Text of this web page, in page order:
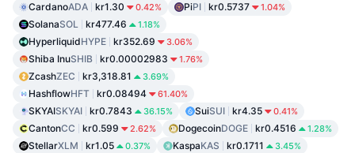
CardanoADA kr1.30 0.42% PiPI kr0.5737 1.04%
SolanaSOL kr477.46 1.18%
HyperliquidHYPE kr352.69 3.06%
Shiba InuSHIB kr0.00002983 1.76%
ZcashZEC kr3,318.81 3.69%
HashflowHFT kr0.08494 61.40%
SKYAISKYAI kr0.7843 36.15% SuiSUI kr4.35 0.41%
CantonCC kr0.599 2.62% DogecoinDOGE kr0.4516 1.28%
StellarXLM kr1.05 0.37% KaspaKAS kr0.1711 3.45%